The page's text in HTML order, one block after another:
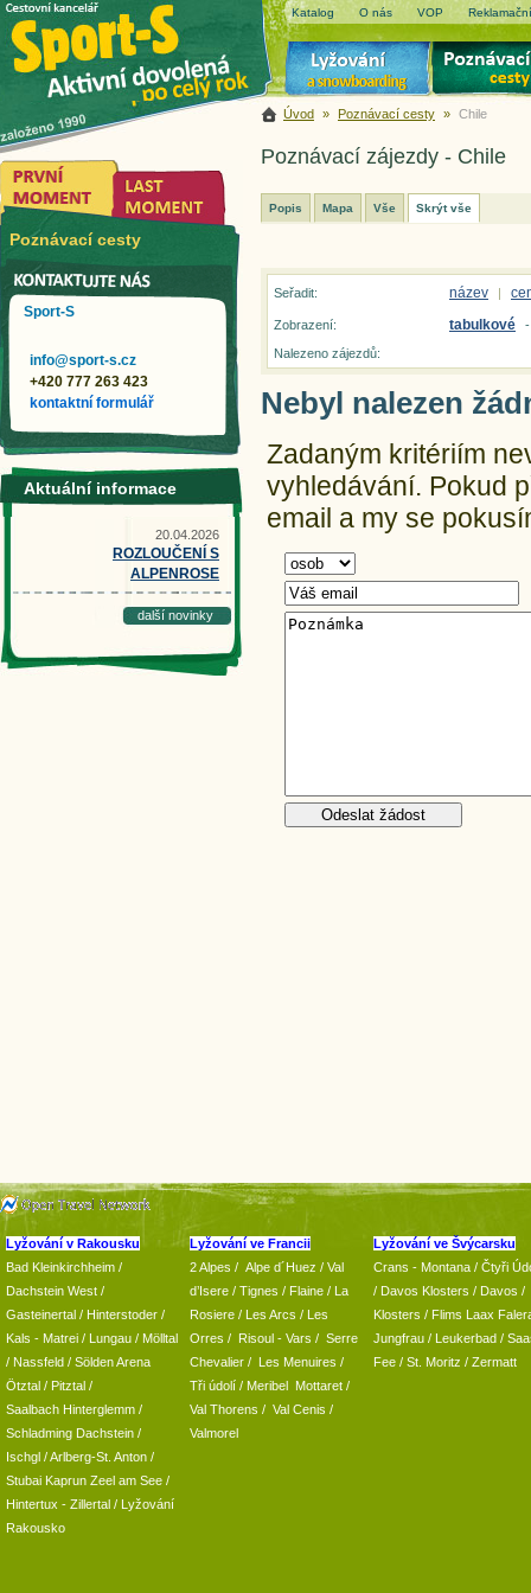
Katalog O nás VOP
Úvod » Poznávací cesty » Chile
Poznávací zájezdy - Chile
Popis Mapa Vše Skrýt vše
Seřadit: název |
Zobrazení: tabulkové
Nalezeno zájezdů:
Nebyl nalezen
Zadaným kritériím
vyhledávání. Pokud
email a my se
Poznávací cesty
Sport-S
info@sport-s.cz
+420 777 263 423
kontaktní formulář
Aktuální informace
20.04.2026
ROZLOUČENÍ S
ALPENROSE
další novinky
Lyžování v Rakousku
Bad Kleinkirchheim /
Dachstein West /
Gasteinertal / Hinterstoder /
Kals - Matrei / Lungau / Mölltal
/ Nassfeld / Sölden Arena
Ötztal / Pitztal /
Saalbach Hinterglemm /
Schladming Dachstein /
Ischgl /Arlberg-St. Anton /
Stubai Kaprun Zeel am See /
Hintertux - Zillertal / Lyžování
Rakousko
Lyžování ve Francii
2 Alpes / Alpe d´Huez / Val
d’Isere / Tignes / Flaine / La
Rosiere / Les Arcs / Les
Orres / Risoul - Vars / Serre
Chevalier / Les Menuires /
Tři údolí / Meribel Mottaret /
Val Thorens / Val Cenis /
Valmorel
Lyžování ve Švýcarsku
Crans - Montana / Čtyři
/ Davos Klosters / Davos /
Klosters / Flims Laax
Jungfrau / Leukerbad /
Fee / St. Moritz / Zermatt